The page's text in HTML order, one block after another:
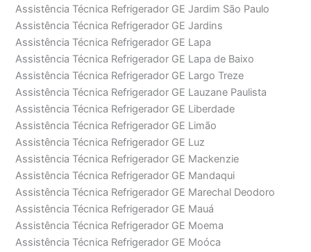
Assistência Técnica Refrigerador GE Jardim São Paulo
Assistência Técnica Refrigerador GE Jardins
Assistência Técnica Refrigerador GE Lapa
Assistência Técnica Refrigerador GE Lapa de Baixo
Assistência Técnica Refrigerador GE Largo Treze
Assistência Técnica Refrigerador GE Lauzane Paulista
Assistência Técnica Refrigerador GE Liberdade
Assistência Técnica Refrigerador GE Limão
Assistência Técnica Refrigerador GE Luz
Assistência Técnica Refrigerador GE Mackenzie
Assistência Técnica Refrigerador GE Mandaqui
Assistência Técnica Refrigerador GE Marechal Deodoro
Assistência Técnica Refrigerador GE Mauá
Assistência Técnica Refrigerador GE Moema
Assistência Técnica Refrigerador GE Moóca